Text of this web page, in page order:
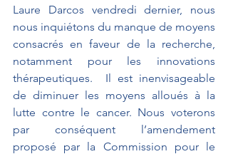
Laure Darcos vendredi dernier, nous
nous inquiétons du manque de moyens
consacrés en faveur de la recherche,
notamment pour les innovations
thérapeutiques.  Il est inenvisageable
de diminuer les moyens alloués à la
lutte contre le cancer. Nous voterons
par conséquent l’amendement
proposé par la Commission pour le